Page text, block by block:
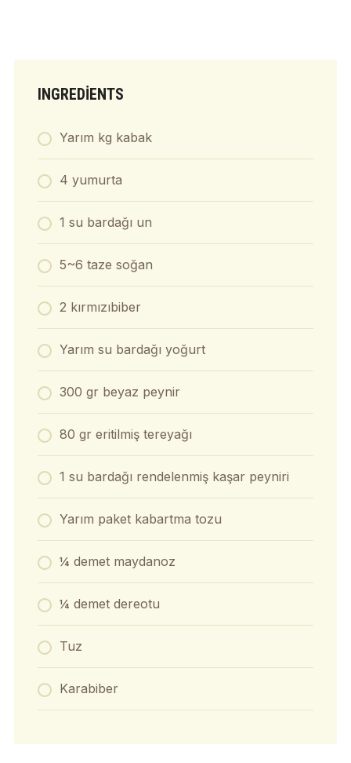
INGREDIENTS
Yarım kg kabak
4 yumurta
1 su bardağı un
5~6 taze soğan
2 kırmızıbiber
Yarım su bardağı yoğurt
300 gr beyaz peynir
80 gr eritilmiş tereyağı
1 su bardağı rendelenmiş kaşar peyniri
Yarım paket kabartma tozu
¼ demet maydanoz
¼ demet dereotu
Tuz
Karabiber